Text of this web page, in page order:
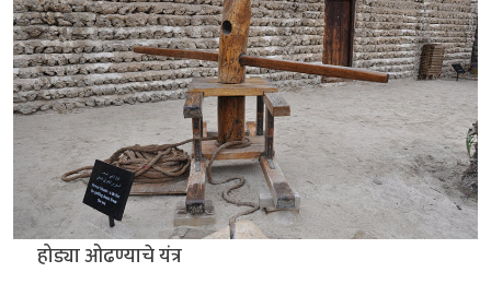
होड्या ओढण्याचे यंत्र